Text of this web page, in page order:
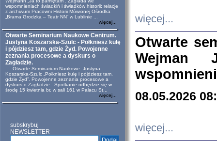
wspomnieniach świadkiń i świadków historii: relacje
z archiwum Pracowni Historii Mówionej Ośrodka
„Brama Grodzka – Teatr NN” w Lublinie ...
więcej...
Otwarte Seminarium Naukowe Centrum.
Justyna Koszarska-Szulc - Połkniesz kulę
i pójdziesz tam, gdzie Żyd. Powojenne
zeznania procesowe a dyskurs o
Zagładzie.
Otwarte Seminarium Naukowe Justyna
Koszarska-Szulc „Połkniesz kulę i pójdziesz tam,
gdzie Żyd”. Powojenne zeznania procesowe a
dyskurs o Zagładzie Spotkanie odbędzie się w
środę 15 kwietnia br. w sali 161 w Pałacu St...
więcej...
subskrybuj
NEWSLETTER
więcej...
Otwarte
Wejman
08.05.2026
więcej...